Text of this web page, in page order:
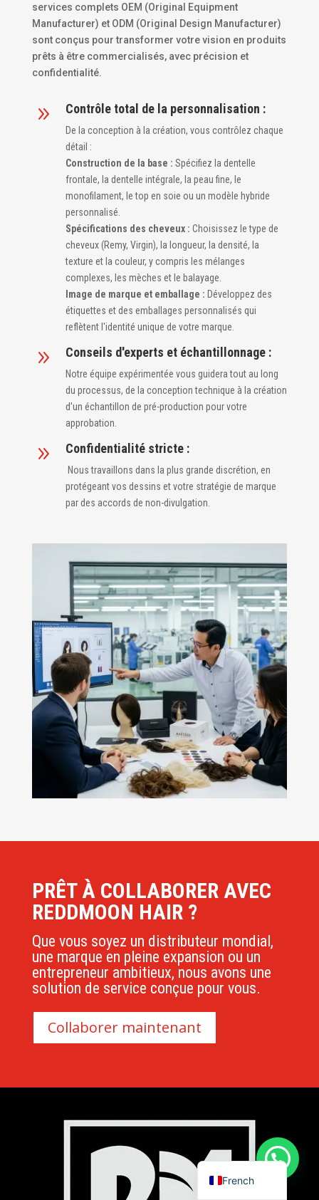
services complets OEM (Original Equipment
Manufacturer) et ODM (Original Design Manufacturer)
sont conçus pour transformer votre vision en produits
prêts à être commercialisés, avec précision et
confidentialité.
9 Contrôle total de la personnalisation :
De la conception à la création, vous contrôlez chaque
détail :
Construction de la base : Spécifiez la dentelle
frontale, la dentelle intégrale, la peau fine, le
monofilament, le top en soie ou un modèle hybride
personnalisé.
Spécifications des cheveux : Choisissez le type de
cheveux (Remy, Virgin), la longueur, la densité, la
texture et la couleur, y compris les mélanges
complexes, les mèches et le balayage.
Image de marque et emballage : Développez des
étiquettes et des emballages personnalisés qui
reflètent l'identité unique de votre marque.
9 Conseils d'experts et échantillonnage :
Notre équipe expérimentée vous guidera tout au long
du processus, de la conception technique à la création
d'un échantillon de pré-production pour votre
approbation.
9 Confidentialité stricte :
Nous travaillons dans la plus grande discrétion, en
protégeant vos dessins et votre stratégie de marque
par des accords de non-divulgation.
PRÊT À COLLABORER AVEC
REDDMOON HAIR ?
Que vous soyez un distributeur mondial,
une marque en pleine expansion ou un
entrepreneur ambitieux, nous avons une
solution de service conçue pour vous.
Collaborer maintenant
French
German
Dutch
Swedish
Danish